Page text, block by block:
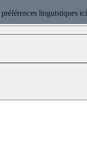
linguistiques ici